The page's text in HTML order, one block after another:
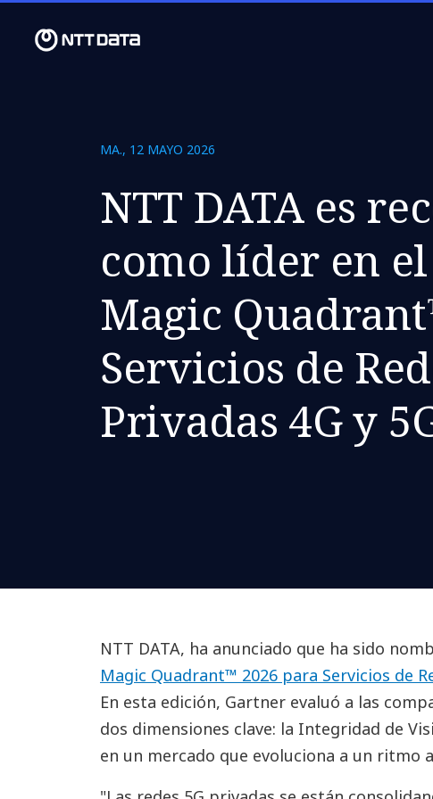
MA., 12 MAYO 2026
NTT DATA es
como líder en
Magic
Servicios de
Privadas 4G y
NTT DATA, ha anunciado que ha sido
Magic Quadrant™ 2026 para Servicios de
En esta edición, Gartner evaluó a las
dos dimensiones clave: la Integridad de
en un mercado que evoluciona a un ritmo